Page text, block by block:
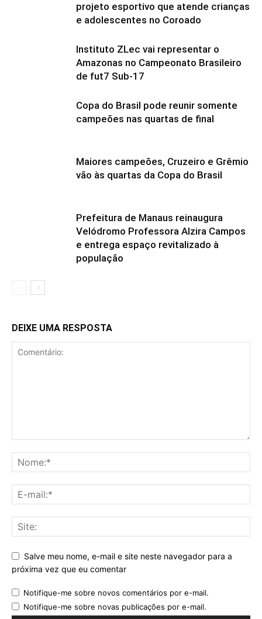
projeto esportivo que atende crianças
e adolescentes no Coroado
Instituto ZLec vai representar o
Amazonas no Campeonato Brasileiro
de fut7 Sub-17
Copa do Brasil pode reunir somente
campeões nas quartas de final
Maiores campeões, Cruzeiro e Grêmio
vão às quartas da Copa do Brasil
Prefeitura de Manaus reinaugura
Velódromo Professora Alzira Campos
e entrega espaço revitalizado à
população
DEIXE UMA RESPOSTA
Salve meu nome, e-mail e site neste navegador para a
próxima vez que eu comentar
Notifique-me sobre novos comentários por e-mail.
Notifique-me sobre novas publicações por e-mail.